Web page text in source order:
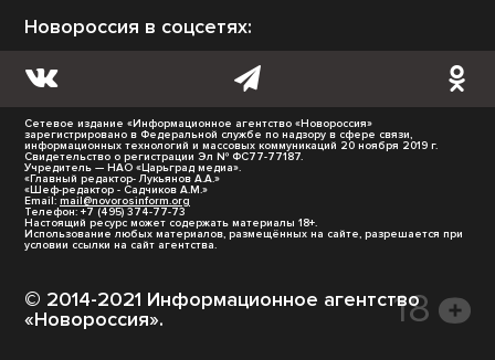
Новороссия в соцсетях:
Сетевое издание «Информационное агентство «Новороссия»
зарегистрировано в Федеральной службе по надзору в сфере связи,
информационных технологий и массовых коммуникаций 20 ноября 2019 г.
Свидетельство о регистрации Эл № ФС77-77187.
Учредитель — НАО «Царьград медиа».
«Главный редактор- Лукьянов А.А.»
«Шеф-редактор - Садчиков А.М.»
Email: mail@novorosinform.org
Телефон: +7 (495) 374-77-73
Настоящий ресурс может содержать материалы 18+.
Использование любых материалов, размещённых на сайте, разрешается при
условии ссылки на сайт агентства.
© 2014-2021 Информационное агентство
«Новороссия».